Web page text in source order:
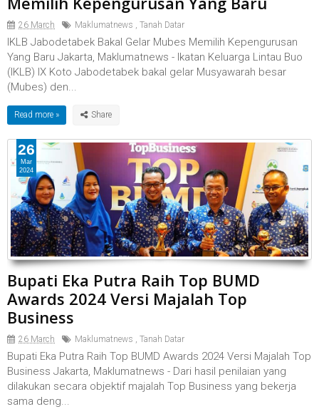
26 March Maklumatnews , Tanah Datar
IKLB Jabodetabek Bakal Gelar Mubes Memilih Kepengurusan
Yang Baru Jakarta, Maklumatnews - Ikatan Keluarga Lintau Buo
(IKLB) IX Koto Jabodetabek bakal gelar Musyawarah besar
(Mubes) den...
Read more »
Bupati Eka Putra Raih Top BUMD
Awards 2024 Versi Majalah Top
Business
26 March Maklumatnews , Tanah Datar
Bupati Eka Putra Raih Top BUMD Awards 2024 Versi Majalah Top
Business Jakarta, Maklumatnews - Dari hasil penilaian yang
dilakukan secara objektif majalah Top Business yang bekerja
sama deng...
26
Mar
2024